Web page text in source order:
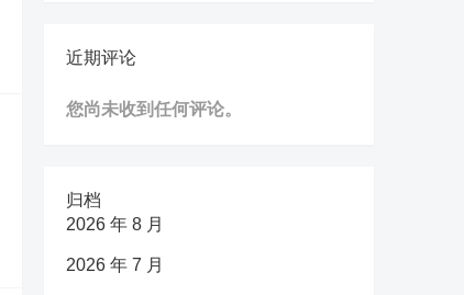
近期评论
您尚未收到任何评论。
归档
2026 年 8 月
2026 年 7 月